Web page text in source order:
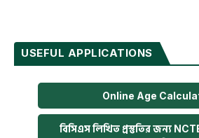
USEFUL APPLICATIONS
Online Age
বিসিএস লিখিত প্রস্তুতির জন্য